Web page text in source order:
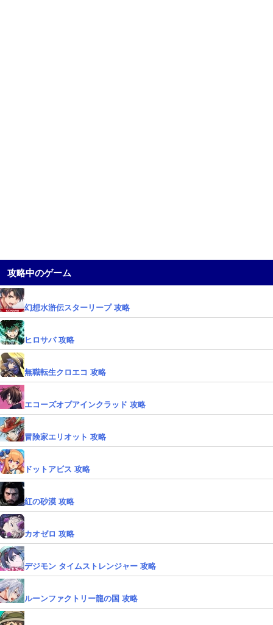
攻略中のゲーム
幻想水滸伝スターリープ 攻略
ヒロサバ 攻略
無職転生クロエコ 攻略
エコーズオブアインクラッド 攻略
冒険家エリオット 攻略
ドットアビス 攻略
紅の砂漠 攻略
カオゼロ 攻略
デジモン タイムストレンジャー 攻略
ルーンファクトリー龍の国 攻略